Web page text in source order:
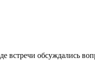
обсуждались